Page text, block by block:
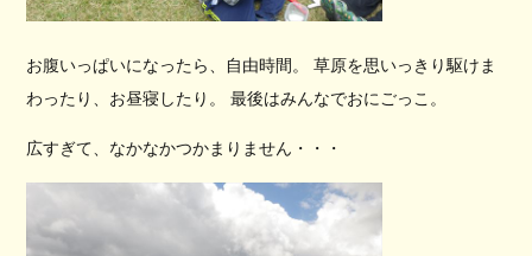
お腹いっぱいになったら、自由時間。 草原を思いっきり駆けま
わったり、お昼寝したり。 最後はみんなでおにごっこ。
広すぎて、なかなかつかまりません・・・